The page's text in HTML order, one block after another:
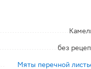
без
Мяты перечной